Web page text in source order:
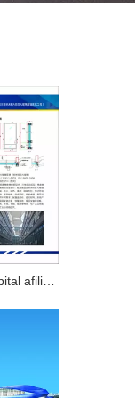
Sucursal Nansha del primer hospital afiliado de la Universidad Sun Yat-sen-GuangZhou China